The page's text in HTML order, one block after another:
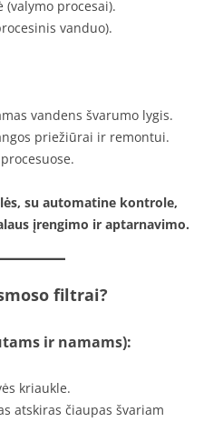
(valymo procesai).
vanduo).
vandens švarumo lygis.
priežiūrai ir remontui.
su automatine kontrole,
įrengimo ir aptarnavimo.
filtrai?
ir namams):
kriaukle.
atskiras čiaupas švariam